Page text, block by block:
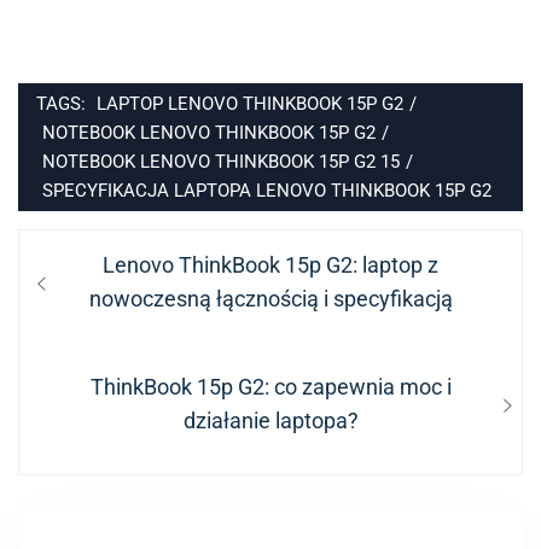
TAGS: LAPTOP LENOVO THINKBOOK 15P G2 /
NOTEBOOK LENOVO THINKBOOK 15P G2 /
NOTEBOOK LENOVO THINKBOOK 15P G2 15 /
SPECYFIKACJA LAPTOPA LENOVO THINKBOOK 15P G2
Nawigacja
wpisu
Previous
post:
Lenovo ThinkBook 15p G2: laptop z
nowoczesną łącznością i specyfikacją
Next
ThinkBook 15p G2: co zapewnia moc i
działanie laptopa?